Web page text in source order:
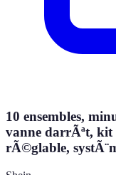
10 ensembles,
vanne darrÃªt,
rÃ©glable,